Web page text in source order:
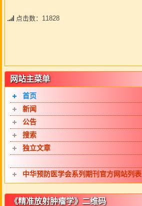
点击数：11828
网站主菜单
首页
新闻
公告
搜索
独立文章
中华预防医学会系列期刊官方网站列表
《精准放射肿瘤学》二维码